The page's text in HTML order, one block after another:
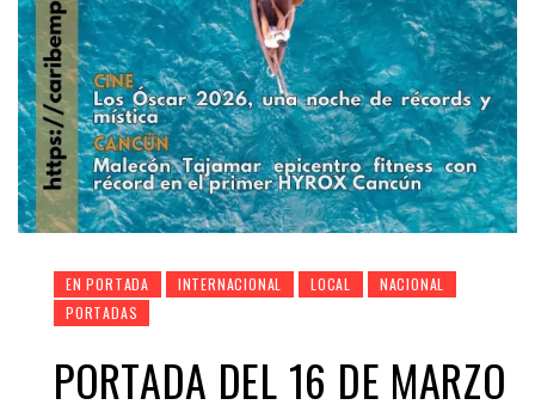
EN PORTADA INTERNACIONAL LOCAL
NACIONAL
PORTADAS
PORTADA DEL 16 DE MARZO